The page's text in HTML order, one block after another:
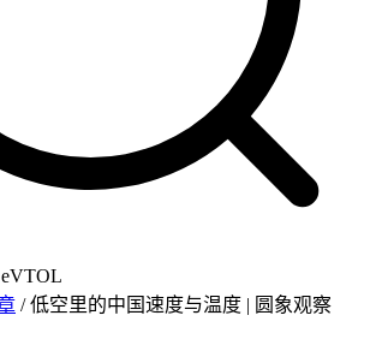
/ 低空里的中国速度与温度 | 圆象观察